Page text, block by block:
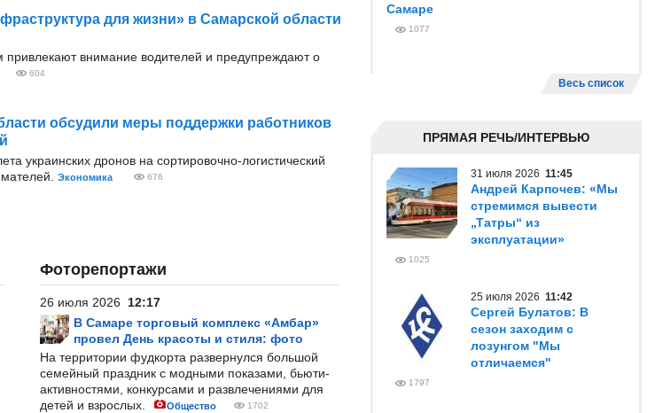
для жизни» в Самарской области
внимание водителей и предупреждают о
604
обсудили меры поддержки работников
украинских дронов на сортировочно-логистический
Экономика 676
Фоторепортажи
26 июля 2026 12:17
В Самаре торговый комплекс «Амбар»
провел День красоты и стиля: фото
На территории фудкорта развернулся большой
семейный праздник с модными показами, бьюти-
активностями, конкурсами и развлечениями для
детей и взрослых.
Общество 1702
Самаре
1077
Весь список
ПРЯМАЯ РЕЧЬ/ИНТЕРВЬЮ
31 июля 2026 11:45
Андрей Карпочев: «Мы
стремимся вывести
„Татры“ из
эксплуатации»
1025
25 июля 2026 11:42
Сергей Булатов: В
сезон заходим с
лозунгом "Мы
отличаемся"
1797